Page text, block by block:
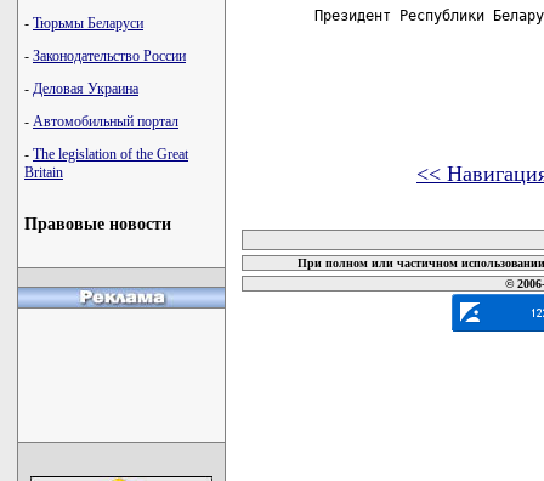
- Тюрьмы Беларуси
- Законодательство России
- Деловая Украина
- Автомобильный портал
- The legislation of the Great
Britain
Правовые новости
Президент Республики
<<
При полном или частичном
©